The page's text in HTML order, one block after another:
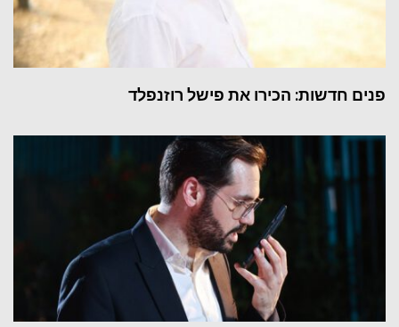
פנים חדשות: הכירו את פישל רוזנפלד